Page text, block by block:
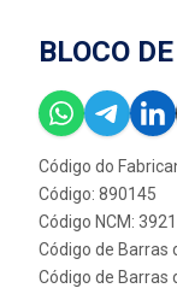
BLOCO
Código do
Código: 890145
Código NCM:
Código de Barras
Código de Barras